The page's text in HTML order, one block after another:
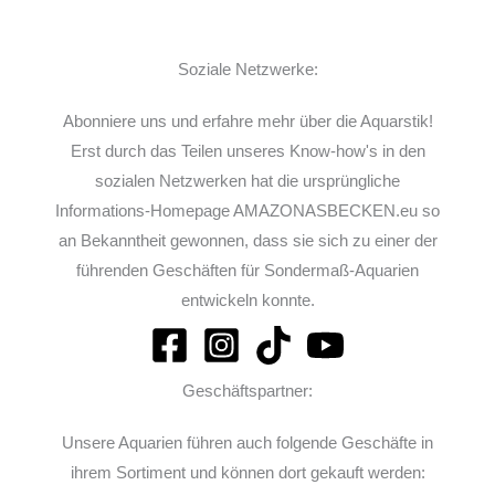
Soziale Netzwerke:
Abonniere uns und erfahre mehr über die Aquarstik!
Erst durch das Teilen unseres Know-how's in den
sozialen Netzwerken hat die ursprüngliche
Informations-Homepage AMAZONASBECKEN.eu so
an Bekanntheit gewonnen, dass sie sich zu einer der
führenden Geschäften für Sondermaß-Aquarien
entwickeln konnte.
Geschäftspartner:
Unsere Aquarien führen auch folgende Geschäfte in
ihrem Sortiment und können dort gekauft werden: